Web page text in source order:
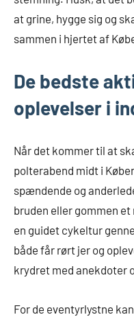
at grine, hygge sig og
sammen i hjertet af
De bedste
oplevelser i
Når det kommer til at
polterabend midt i
spændende og
bruden eller gommen
en guidet cykeltur
både får rørt jer og
krydret med anekdoter
For de eventyrlystne